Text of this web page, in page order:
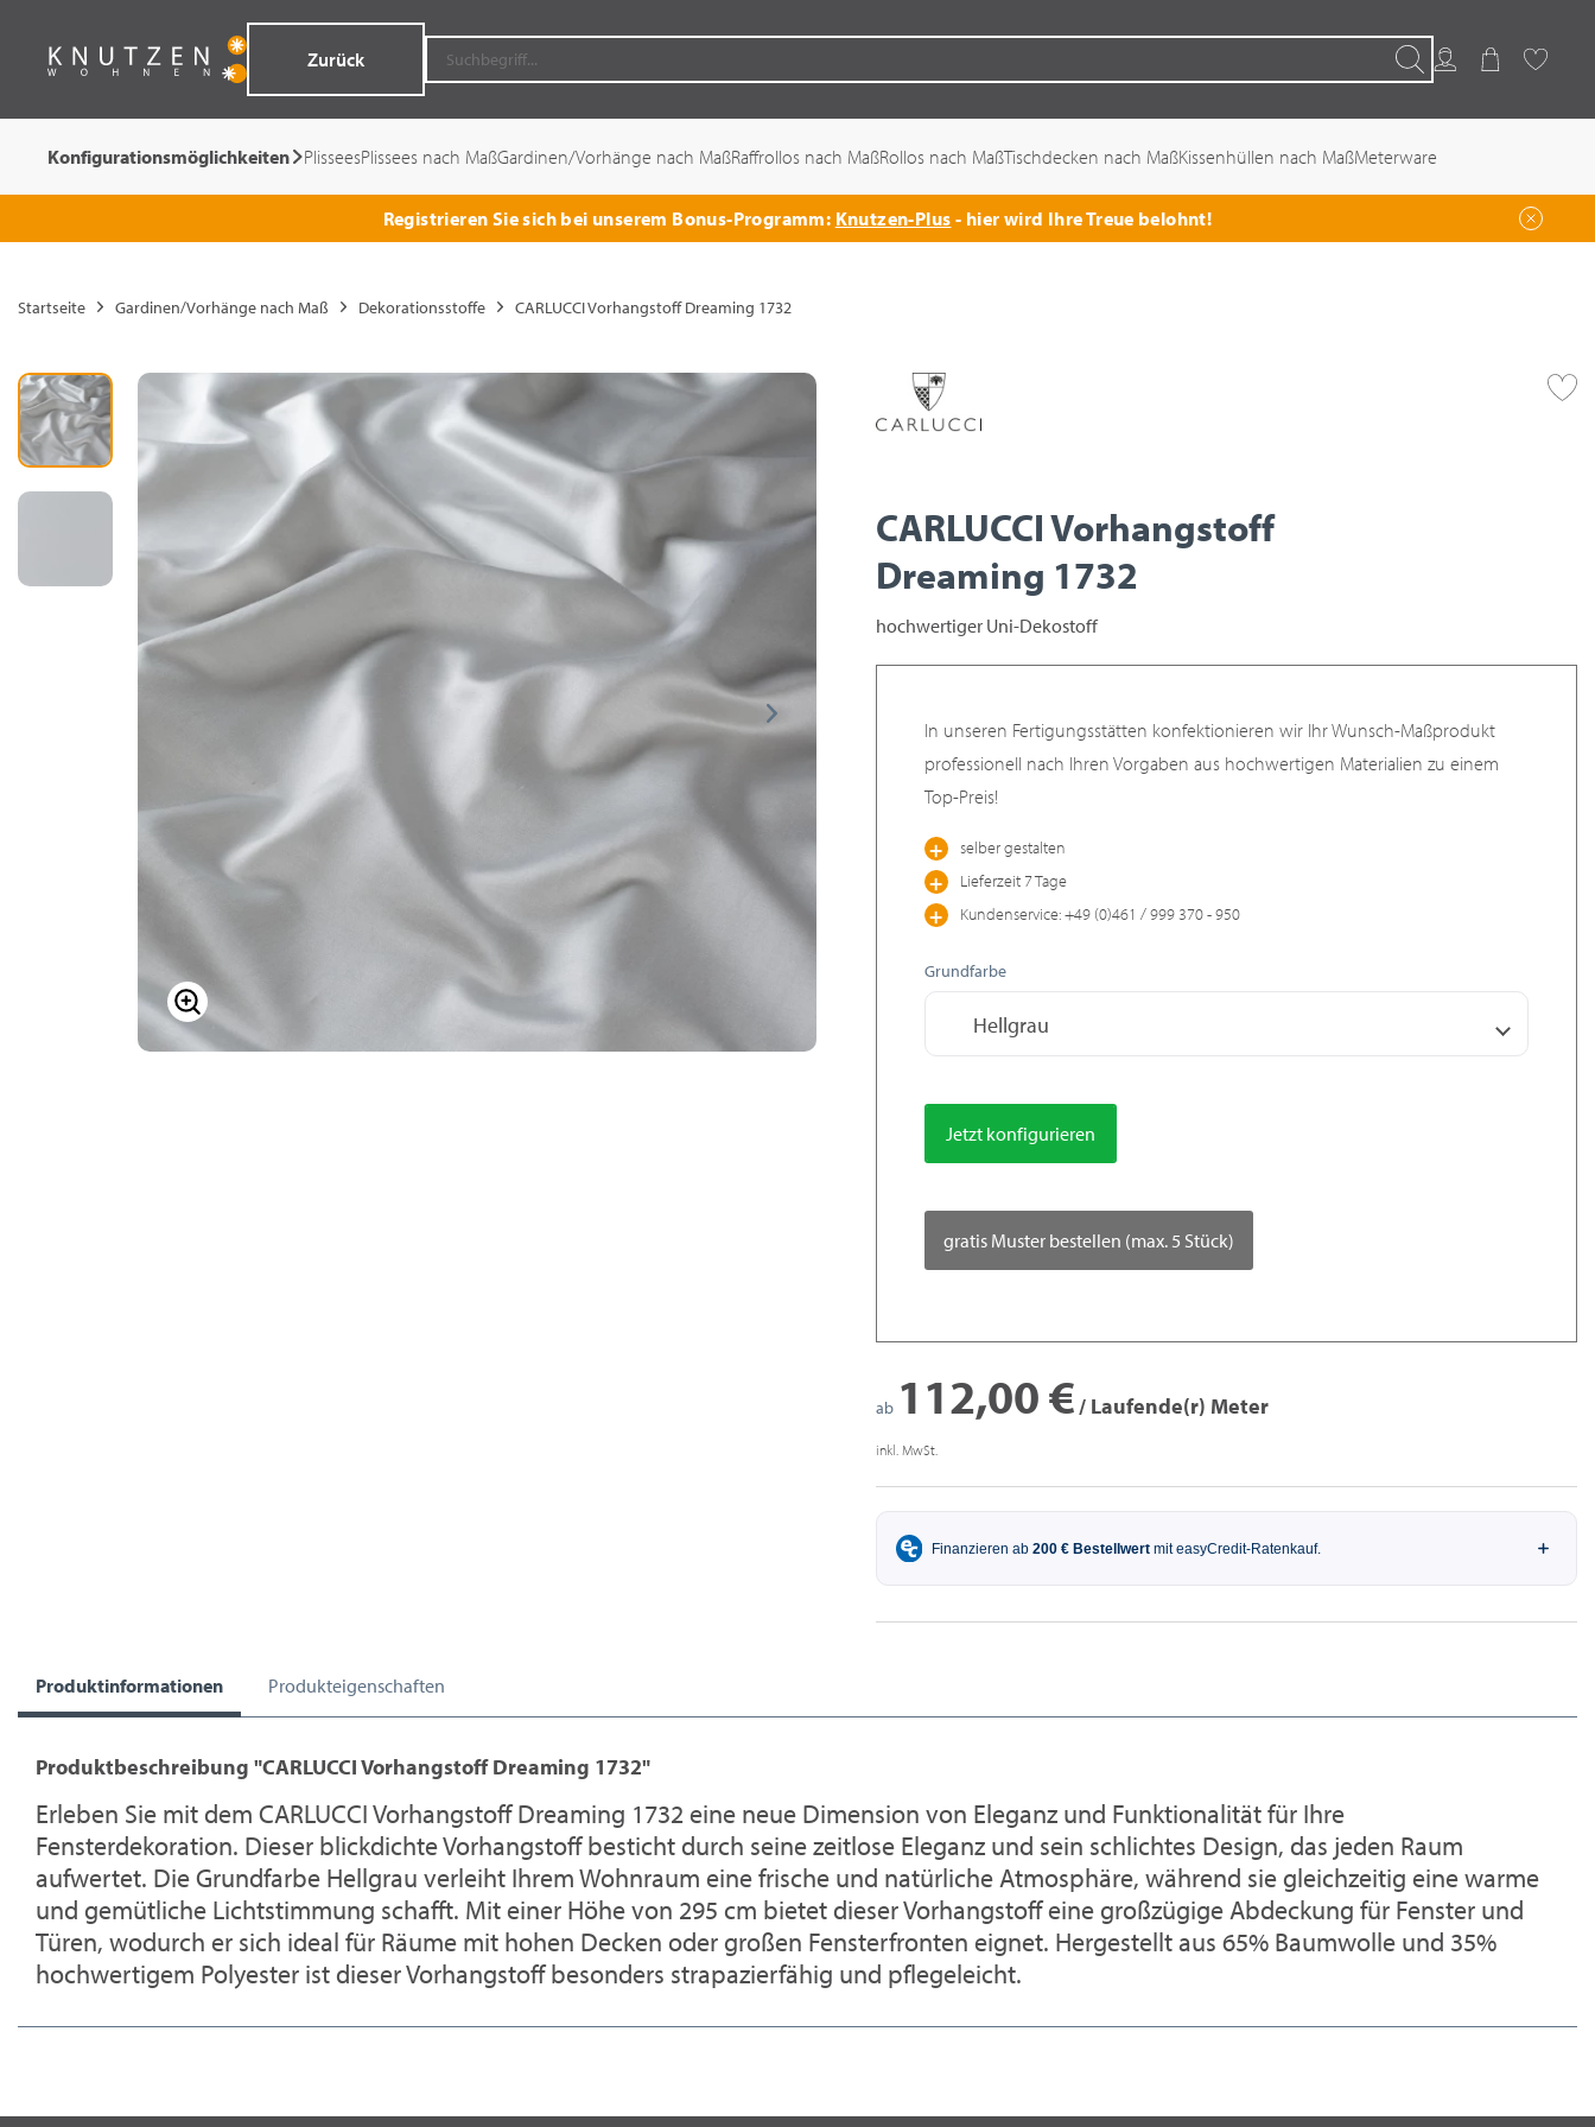
Zurück SuchenKundenkonto
WarenkorbFavoriten
Konfigurationsmöglichkeiten PlisseesPlissees nach MaßGardinen/Vorhänge nach MaßRaffrollos nach MaßRollos nach MaßTischdecken nach MaßKissenhüllen nach MaßMeterware
Registrieren Sie sich bei unserem Bonus-Programm: Knutzen-Plus - hier wird Ihre Treue belohnt!
Startseite Gardinen/Vorhänge nach Maß Dekorationsstoffe CARLUCCI Vorhangstoff Dreaming 1732
CARLUCCI Vorhangstoff
Dreaming 1732
hochwertiger Uni-Dekostoff
In unseren Fertigungsstätten konfektionieren wir Ihr Wunsch-Maßprodukt
professionell nach Ihren Vorgaben aus hochwertigen Materialien zu einem
Top-Preis!
selber gestalten
Lieferzeit 7 Tage
Kundenservice: +49 (0)461 / 999 370 - 950
Grundfarbe
Hellgrau
Jetzt konfigurieren
gratis Muster bestellen (max. 5 Stück)
ab 112,00 €/ Laufende(r) Meter
inkl. MwSt.
Produktinformationen Produkteigenschaften
Produktbeschreibung "CARLUCCI Vorhangstoff Dreaming 1732"
Erleben Sie mit dem CARLUCCI Vorhangstoff Dreaming 1732 eine neue Dimension von Eleganz und Funktionalität für Ihre
Fensterdekoration. Dieser blickdichte Vorhangstoff besticht durch seine zeitlose Eleganz und sein schlichtes Design, das jeden Raum
aufwertet. Die Grundfarbe Hellgrau verleiht Ihrem Wohnraum eine frische und natürliche Atmosphäre, während sie gleichzeitig eine warme
und gemütliche Lichtstimmung schafft. Mit einer Höhe von 295 cm bietet dieser Vorhangstoff eine großzügige Abdeckung für Fenster und
Türen, wodurch er sich ideal für Räume mit hohen Decken oder großen Fensterfronten eignet. Hergestellt aus 65% Baumwolle und 35%
hochwertigem Polyester ist dieser Vorhangstoff besonders strapazierfähig und pflegeleicht.